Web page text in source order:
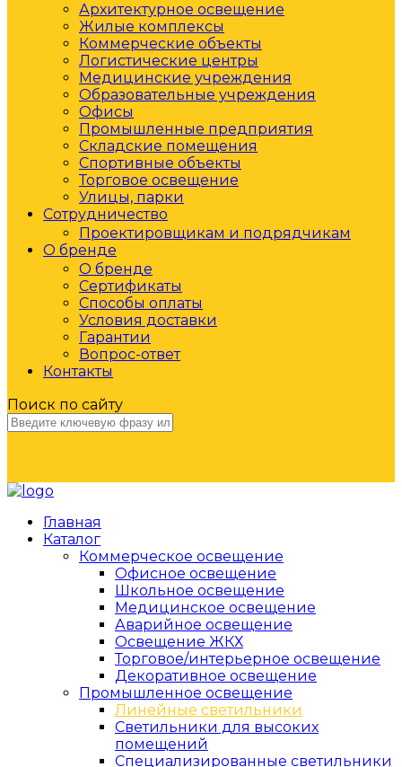
Архитектурное освещение
Жилые комплексы
Коммерческие объекты
Логистические центры
Медицинские учреждения
Образовательные учреждения
Офисы
Промышленные предприятия
Складские помещения
Спортивные объекты
Торговое освещение
Улицы, парки
Сотрудничество
Проектировщикам и подрядчикам
О бренде
О бренде
Сертификаты
Способы оплаты
Условия доставки
Гарантии
Вопрос-ответ
Контакты
Поиск по сайту
Главная
Каталог
Коммерческое освещение
Офисное освещение
Школьное освещение
Медицинское освещение
Аварийное освещение
Освещение ЖКХ
Торговое/интерьерное освещение
Декоративное освещение
Промышленное освещение
Линейные светильники
Светильники для высоких
помещений
Специализированные светильники